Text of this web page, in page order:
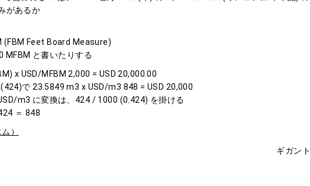
があるか
(FBM Feet Board Measure)
MFBM と書いたりする
x USD/MFBM 2,000 = USD 20,000.00
で 23.5849 m3 x USD/m3 848 = USD 20,000
m3 に変換は、424 / 1000 (0.424) を掛ける
＝ 848
）
ギガント